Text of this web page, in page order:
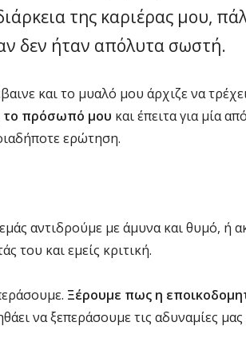
της καριέρας μου,
δεν ήταν απόλυτα σωστή.
και το μυαλό μου άρχιζε να
το πρόσωπό μου και έπειτα για μία
ερώτηση.
αντιδρούμε με άμυνα και θυμό, ή
του και εμείς κριτική.
Ξέρουμε πως η
να ξεπεράσουμε τις αδυναμίες μας